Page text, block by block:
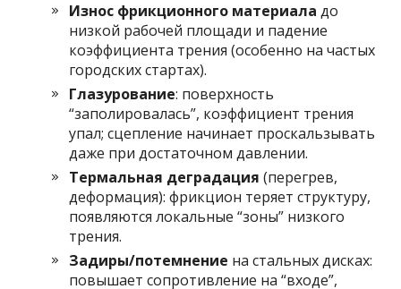
Износ фрикционного материала до
низкой рабочей площади и падение
коэффициента трения (особенно на частых
городских стартах).
Глазурование: поверхность
“заполировалась”, коэффициент трения
упал; сцепление начинает проскальзывать
даже при достаточном давлении.
Термальная деградация (перегрев,
деформация): фрикцион теряет структуру,
появляются локальные “зоны” низкого
трения.
Задиры/потемнение на стальных дисках:
повышает сопротивление на “входе”,